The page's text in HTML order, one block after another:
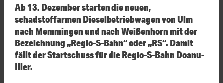
Ab 13. Dezember starten die neuen,
schadstoffarmen Dieselbetriebwagen von Ulm
nach Memmingen und nach Weißenhorn mit der
Bezeichnung „Regio-S-Bahn“ oder „RS“. Damit
fällt der Startschuss für die Regio-S-Bahn Doanu-
Iller.